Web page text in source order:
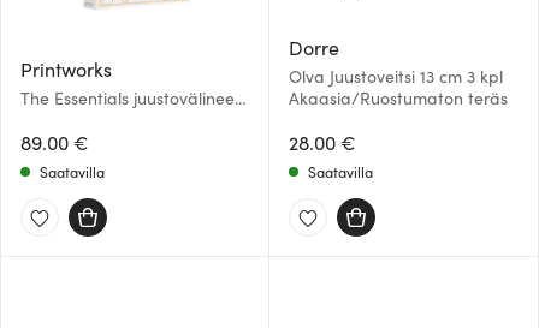
Printworks
The Essentials juustovälineet
89.00 €
Saatavilla
Dorre
Olva Juustoveitsi 13 cm 3 kpl
Akaasia/Ruostumaton teräs
28.00 €
Saatavilla